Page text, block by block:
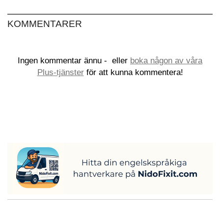
KOMMENTARER
Ingen kommentar ännu - eller boka någon av våra
Plus-tjänsterför att kunna kommentera!